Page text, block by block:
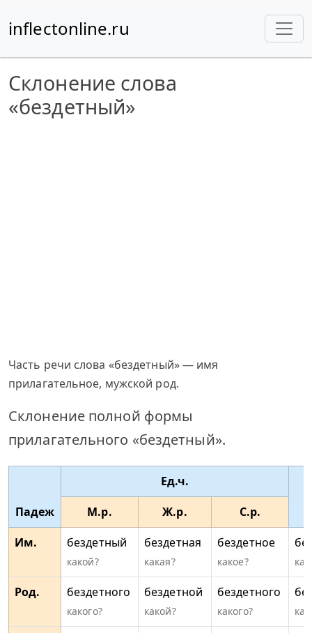
inflectonline.ru
Склонение слова
«бездетный»
Часть речи слова «бездетный» — имя
прилагательное, мужской род.
Склонение полной формы
прилагательного «бездетный».
Падеж
Ед.ч.
М.р.
Ж.р.
С.р.
Им.
бездетный
какой?
бездетная
какая?
бездетное
какое?
Род. бездетного
какого?
бездетной
какой?
бездетного
какого?